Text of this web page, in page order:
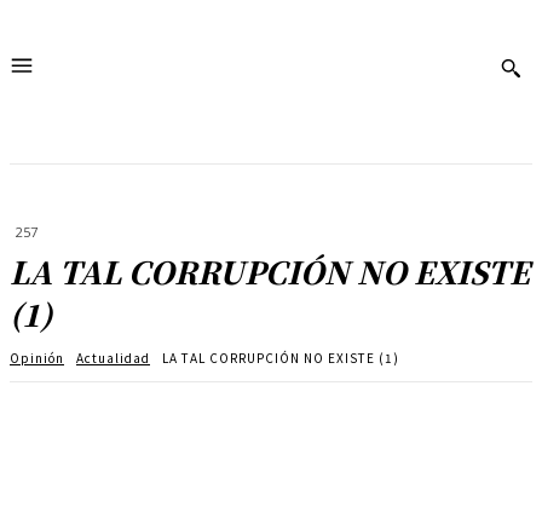
257
LA TAL CORRUPCIÓN NO EXISTE
(1)
Opinión Actualidad LA TAL CORRUPCIÓN NO EXISTE (1)